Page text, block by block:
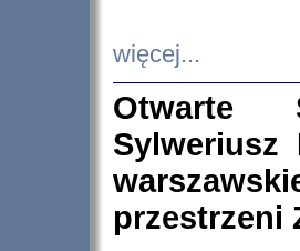
więcej...
Otwarte
Sylweriusz
przestrzeni